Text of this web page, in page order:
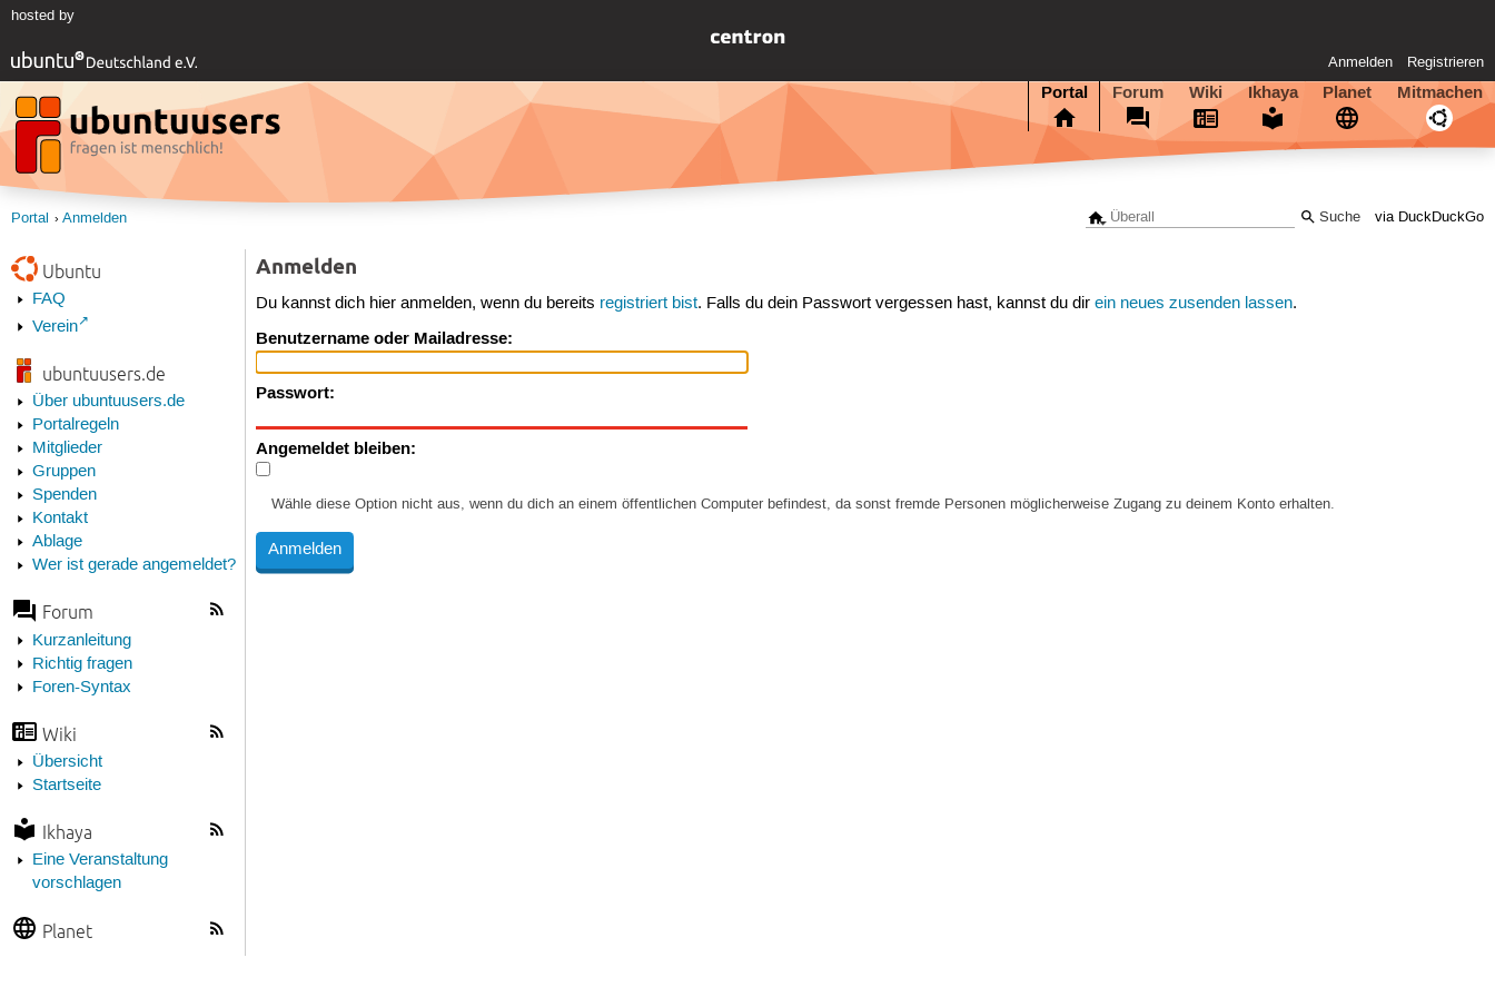
hosted by
Anmelden Registrieren
Portal Forum Wiki Ikhaya Planet Mitmachen
via DuckDuckGo
Portal Anmelden
Ubuntu
FAQ
Verein
ubuntuusers.de
Über ubuntuusers.de
Portalregeln
Mitglieder
Gruppen
Spenden
Kontakt
Ablage
Wer ist gerade angemeldet?
Forum
Kurzanleitung
Richtig fragen
Foren-Syntax
Wiki
Übersicht
Startseite
Ikhaya
Eine Veranstaltung
vorschlagen
Planet
Anmelden
Du kannst dich hier anmelden, wenn du bereits registriert bist. Falls du dein Passwort vergessen hast, kannst du direin neues zusenden lassen.
Benutzername oder Mailadresse:
Passwort:
Angemeldet bleiben:
Wähle diese Option nicht aus, wenn du dich an einem öffentlichen Computer befindest, da sonst fremde Personen möglicherweise Zugang zu deinem Konto erhalten.